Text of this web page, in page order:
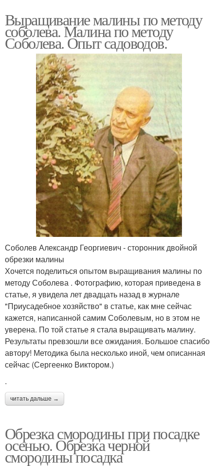
Выращивание малины по методу
соболева. Малина по методу
Соболева. Опыт садоводов.
Соболев Александр Георгиевич - сторонник двойной
обрезки малины
Хочется поделиться опытом выращивания малины по
методу Соболева . Фотографию, которая приведена в
статье, я увидела лет двадцать назад в журнале
"Приусадебное хозяйство" в статье, как мне сейчас
кажется, написанной самим Соболевым, но в этом не
уверена. По той статье я стала выращивать малину.
Результаты превзошли все ожидания. Большое спасибо
автору! Методика была несколько иной, чем описанная
сейчас (Сергеенко Виктором.)
.
читать дальше →
Обрезка смородины при посадке
осенью. Обрезка черной
смородины посадка